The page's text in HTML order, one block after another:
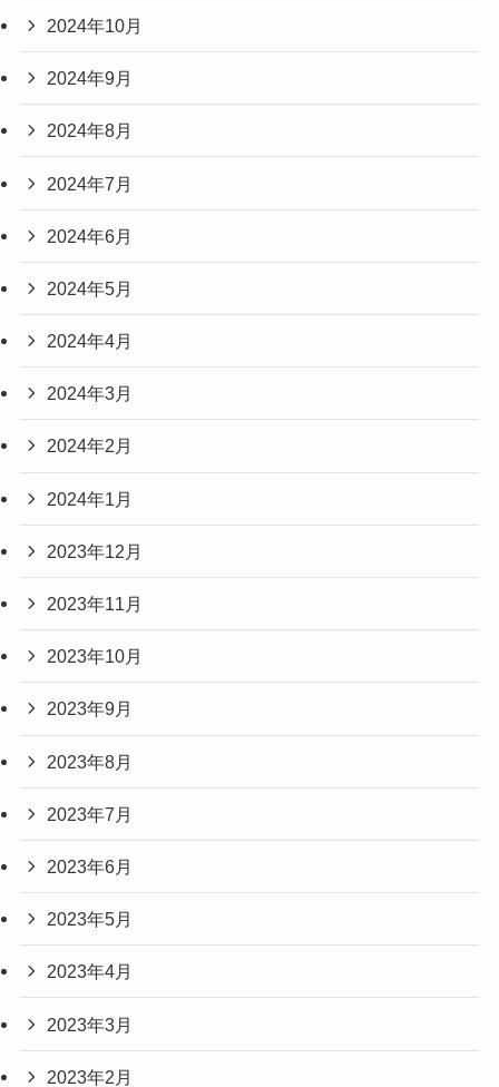
2024年10月
2024年9月
2024年8月
2024年7月
2024年6月
2024年5月
2024年4月
2024年3月
2024年2月
2024年1月
2023年12月
2023年11月
2023年10月
2023年9月
2023年8月
2023年7月
2023年6月
2023年5月
2023年4月
2023年3月
2023年2月